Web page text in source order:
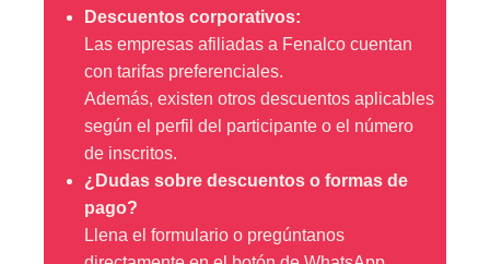
Descuentos corporativos:
Las empresas afiliadas a Fenalco cuentan
con tarifas preferenciales.
Además, existen otros descuentos aplicables
según el perfil del participante o el número
de inscritos.
¿Dudas sobre descuentos o formas de
pago?
Llena el formulario o pregúntanos